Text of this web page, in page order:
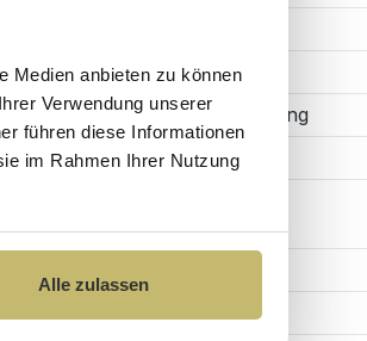
Medien anbieten zu können
Verwendung unserer
führen diese Informationen
im Rahmen Ihrer Nutzung
Alle zulassen
Rechteckig
PET-Beschichtung
Stangengriff
Wandhängend